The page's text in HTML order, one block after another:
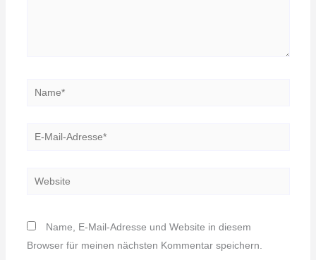
Name*
E-
Website
Name, E-Mail-Adresse und Website in diesem
Browser für meinen nächsten Kommentar speichern.